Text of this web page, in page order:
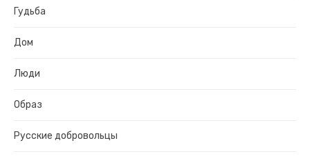
Гудьба
Дом
Люди
Образ
Русские добровольцы